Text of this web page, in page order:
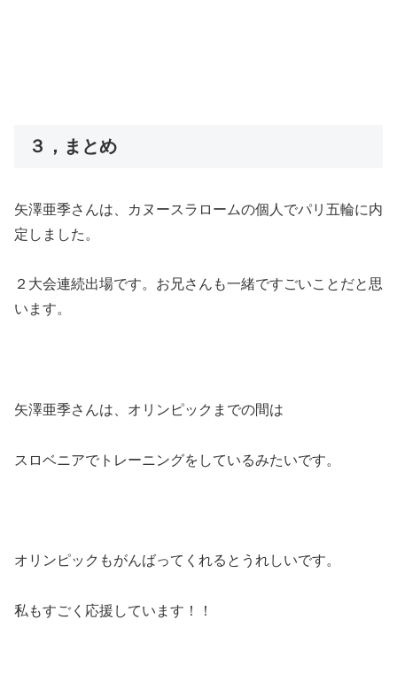
３，まとめ
矢澤亜季さんは、カヌースラロームの個人でパリ五輪に内
定しました。
２大会連続出場です。お兄さんも一緒ですごいことだと思
います。
矢澤亜季さんは、オリンピックまでの間は
スロベニアでトレーニングをしているみたいです。
オリンピックもがんばってくれるとうれしいです。
私もすごく応援しています！！